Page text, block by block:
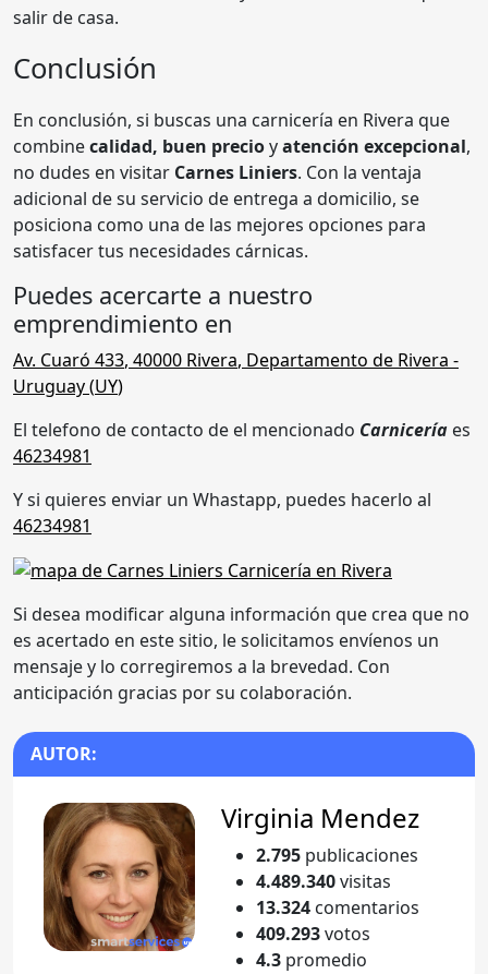
salir de casa.
Conclusión
En conclusión, si buscas una carnicería en Rivera que
combinecalidad, buen precioyatención excepcional,
no dudes en visitar Carnes Liniers. Con la ventaja
adicional de su servicio de entrega a domicilio, se
posiciona como una de las mejores opciones para
satisfacer tus necesidades cárnicas.
Puedes acercarte a nuestro
emprendimiento en
Av. Cuaró 433, 40000 Rivera, Departamento de Rivera -
Uruguay (UY)
El telefono de contacto de el mencionado Carnicería es
46234981
Y si quieres enviar un Whastapp, puedes hacerlo al
46234981
Si desea modificar alguna información que crea que no
es acertado en este sitio, le solicitamos envíenos un
mensaje y lo corregiremos a la brevedad. Con
anticipación gracias por su colaboración.
AUTOR:
Virginia Mendez
2.795 publicaciones
4.489.340visitas
13.324 comentarios
409.293votos
4.3 promedio